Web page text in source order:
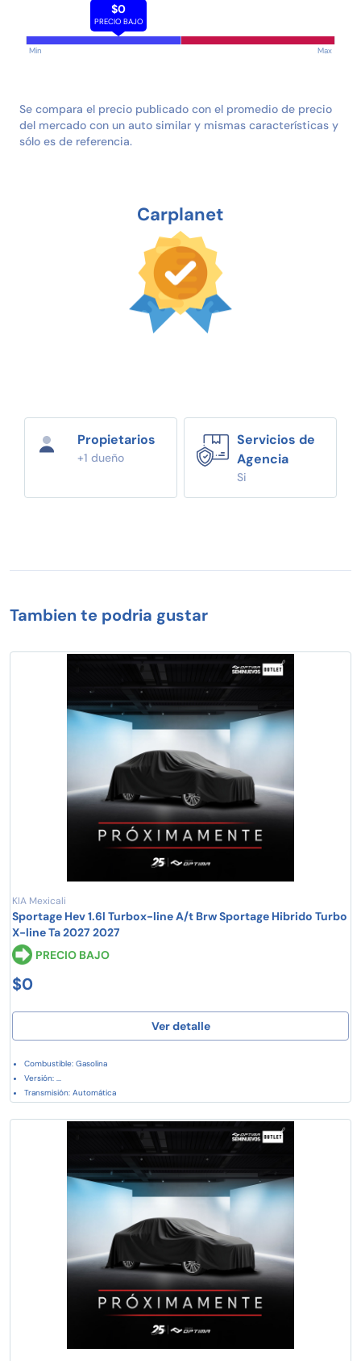
$0
PRECIO BAJO
Min Max
Se compara el precio publicado con el promedio de precio
del mercado con un auto similar y mismas características y
sólo es de referencia.
Carplanet
Propietarios
+1 dueño
Servicios de
Agencia
Si
Tambien te podria gustar
KIA Mexicali
Sportage Hev 1.6l Turbox-line A/t Brw Sportage Hibrido Turbo
X-line Ta 2027 2027
PRECIO BAJO
$0
Ver detalle
Combustible: Gasolina
Versión: ...
Transmisión: Automática